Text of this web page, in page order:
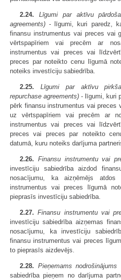
2.24. Līgumi par aktīvu
agreements) - līgumi, kuri paredz,
finansu instrumentus vai preces vai
vērtspapīriem vai precēm ar
instrumentus vai preces vai
preces par noteikto cenu līgumā
noteiks investīciju sabiedrība.
2.25. Līgumi par aktīvu
repurchase agreements) - līgumi, kuri
pērk finansu instrumentus vai preces
uz vērtspapīriem vai precēm ar
instrumentus vai preces vai
preces vai preces par noteikto
datumā, kuru noteiks darījuma
2.26. Finansu instrumentu vai
investīciju sabiedrība aizdod
nosacījumu, ka aizņēmējs atdos
instrumentus vai preces līgumā
pieprasīs investīciju sabiedrība.
2.27. Finansu instrumentu vai
investīciju sabiedrība aizņemas
nosacījumu, ka investīciju
finansu instrumentus vai preces
to pieprasīs aizdevējs.
2.28. Pieņemams nodrošinājums
sabiedrība pieņem no darījuma